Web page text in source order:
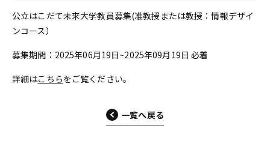
公立はこだて未来大学教員募集(准教授または教授：情報デザイ
ンコース）
募集期間：2025年06月19日~2025年09月19日 必着
詳細はこちらをご覧ください。
一覧へ戻る